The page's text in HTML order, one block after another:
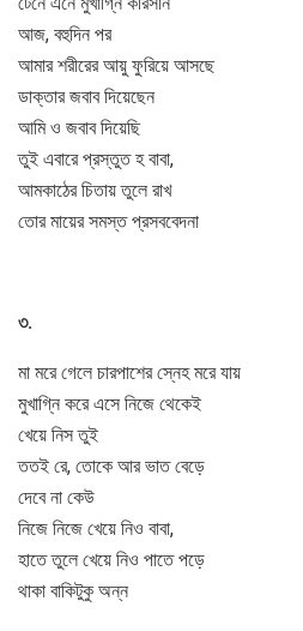
আজ, বহুদিন পর
আমার শরীরের আয়ু ফুরিয়ে আসছে
ডাক্তার জবাব দিয়েছেন
আমি ও জবাব দিয়েছি
তুই এবারে প্রস্তুত হ বাবা,
আমকাঠের চিতায় তুলে রাখ
তোর মায়ের সমস্ত প্রসববেদনা
৩.
মা মরে গেলে চারপাশের স্নেহ মরে যায়
মুখাগ্নি করে এসে নিজে থেকেই
খেয়ে নিস তুই
ততই রে, তোকে আর ভাত বেড়ে
দেবে না কেউ
নিজে নিজে খেয়ে নিও বাবা,
হাতে তুলে খেয়ে নিও পাতে পড়ে
থাকা বাকিটুকু অন্ন